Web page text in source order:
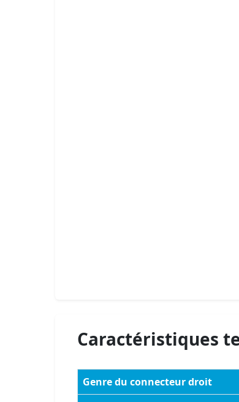
Caractéristiques
Genre du connecteur droit